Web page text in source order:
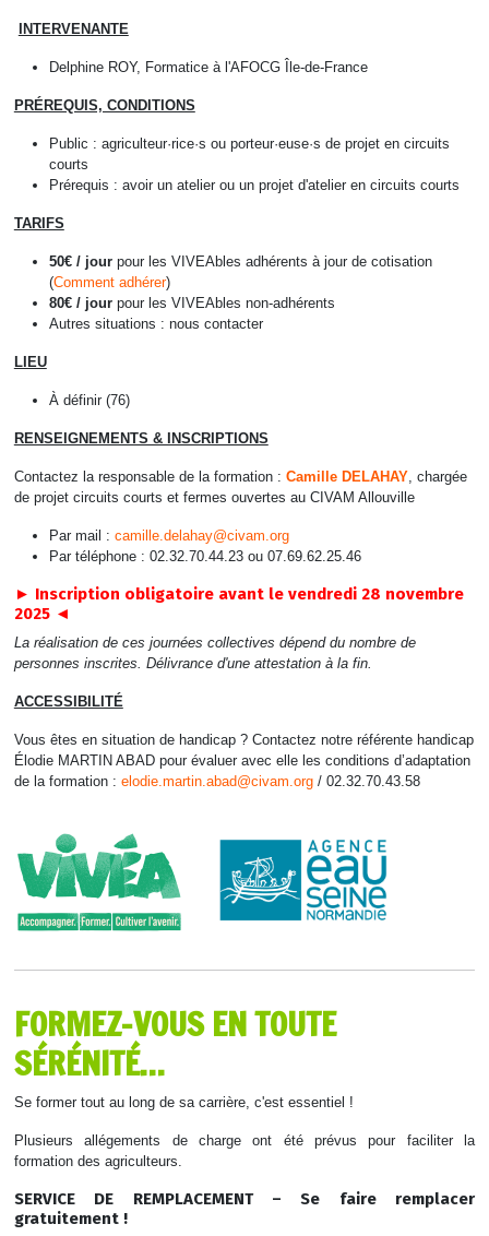
INTERVENANTE
Delphine ROY, Formatice à l'AFOCG Île-de-France
PRÉREQUIS, CONDITIONS
‍Public : agriculteur·rice·s ou porteur·euse·s de projet en circuits
courts
Prérequis : avoir un atelier ou un projet d'atelier en circuits courts
TARIFS
50€ / jourpour les VIVEAbles adhérents à jour de cotisation
(Comment adhérer)
80€ / jourpour les VIVEAbles non-adhérents
Autres situations : nous contacter
LIEU
À définir (76)
RENSEIGNEMENTS & INSCRIPTIONS
Contactez la responsable de la formation : Camille DELAHAY, chargée
de projet circuits courts et fermes ouvertes au CIVAM Allouville
Par mail : camille.delahay@civam.org
Par téléphone : 02.32.70.44.23 ou 07.69.62.25.46
► Inscription obligatoire avant le vendredi 28 novembre
2025 ◄
La réalisation de ces journées collectives dépend du nombre de
personnes inscrites. Délivrance d'une attestation à la fin.
ACCESSIBILITÉ
Vous êtes en situation de handicap ? Contactez notre référente handicap
Élodie MARTIN ABAD pour évaluer avec elle les conditions d’adaptation
de la formation : elodie.martin.abad@civam.org/ 02.32.70.43.58
FORMEZ-VOUS EN TOUTE
SÉRÉNITÉ…
Se former tout au long de sa carrière, c'est essentiel !
Plusieurs allégements de charge ont été prévus pour faciliter la
formation des agriculteurs.
SERVICE DE REMPLACEMENT – Se faire remplacer
gratuitement !